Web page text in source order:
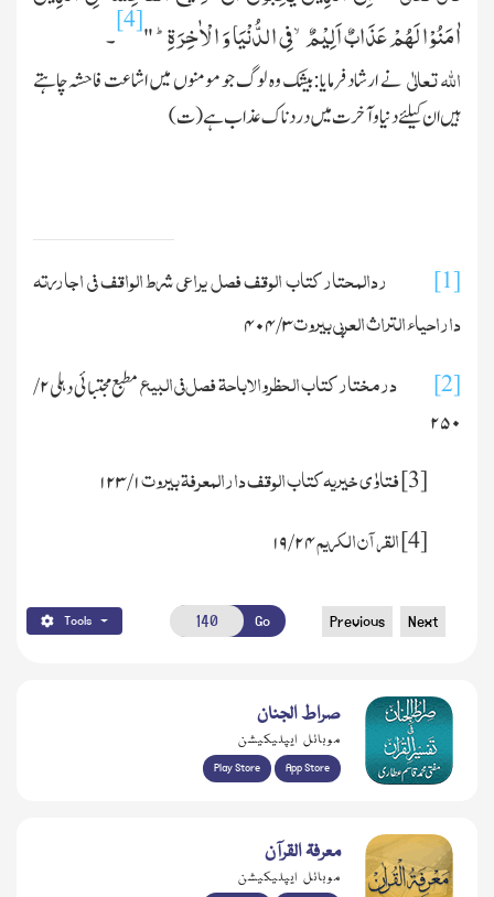
اٰمَنُوْا لَهُمْ عَذَابٌ اَلِیْمٌۙ-فِی الدُّنْیَا وَ الْاٰخِرَةِؕ-"
[4]
۔
اﷲ تعالٰینے ارشاد فرمایا:بیشك وہ لوگ جو مومنوں میں اشاعت فاحشہ چاہتے
ہیں ان کیلئے دنیا وآخرت میں درد ناك عذاب ہے(ت)
[1] ردالمحتار کتاب الوقففصل یراعی شرط الواقف فی اجاررتہ
داراحیاء التراث العربی بیروت۳/ ۴۰۴
[2]
درمختار کتاب الحظروالاباحۃ فصل فی البیعمطبع مجتبائی دہلی ۲/
۲۵۰
[3]فتاوٰی خیریہ کتاب الوقف دارالمعرفۃ بیروت۱/ ۱۲۳
[4]القرآن الکریم۲۴/ ۱۹
Tools Go Previous Next
صراط الجنان
موبائل ایپلیکیشن
Play Store App Store
معرفۃ القرآن
موبائل ایپلیکیشن